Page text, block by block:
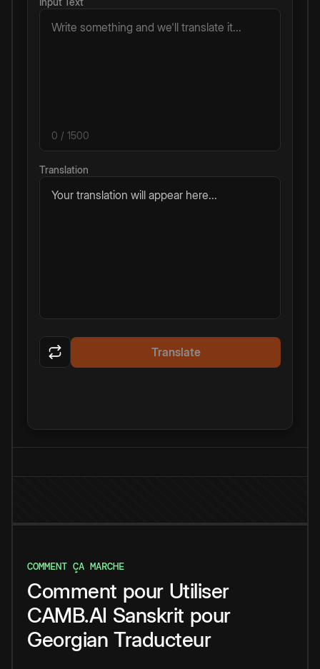
0 / 1500
Translation
Your translation will appear here...
Translate
COMMENT ÇA MARCHE
Comment pour Utiliser
CAMB.AI Sanskrit pour
Georgian Traducteur